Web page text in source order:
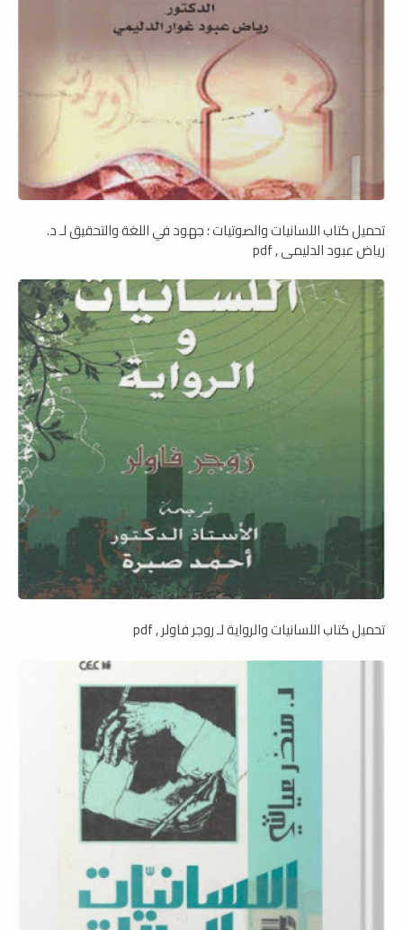
تحميل كتاب اللسانيات والصوتيات ؛ جهود في اللغة والتحقيق لـ د.
رياض عبود الدليمي , pdf
تحميل كتاب اللسانيات والرواية لـ روجر فاولر , pdf